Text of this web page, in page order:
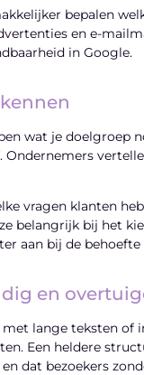
bepalen
en e-
in Google.
wat je doelgroep
vragen klanten
belangrijk bij het
aan bij de
en
lange teksten of
Een heldere
dat bezoekers